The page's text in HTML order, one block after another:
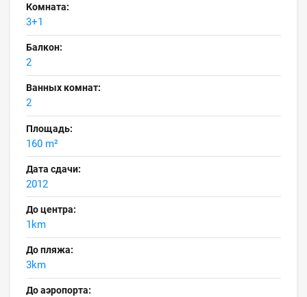
Комната:
3+1
Балкон:
2
Ванных комнат:
2
Площадь:
160 m²
Дата сдачи:
2012
До центра:
1km
До пляжа:
3km
До аэропорта: